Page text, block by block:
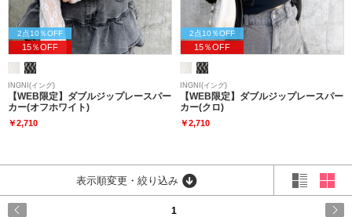
2点10％OFF
15％OFF
INGNI(イング)
【WEB限定】ダブルジップレースパー
カー(オフホワイト)
￥2,710
2点10％OFF
15％OFF
INGNI(イング)
【WEB限定】ダブルジップレースパー
カー(クロ)
￥2,710
表示順変更・絞り込み
1